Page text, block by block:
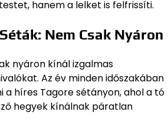
hanem a lelket is felfrissíti.
Nem Csak Nyáron
nyáron kínál izgalmas
Az év minden időszakában
a híres Tagore sétányon, ahol a tó
hegyek kínálnak páratlan